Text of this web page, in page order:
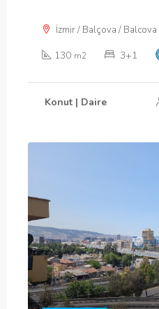
İzmir / Balçova / Balcova
130 m2 3+1
Konut | Daire